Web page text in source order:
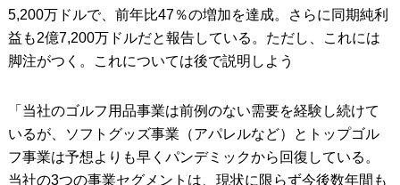
5,200万ドルで、前年比47％の増加を達成。さらに同期純利
益も2億7,200万ドルだと報告している。ただし、これには
脚注がつく。これについては後で説明しよう
「当社のゴルフ用品事業は前例のない需要を経験し続けて
いるが、ソフトグッズ事業（アパレルなど）とトップゴル
フ事業は予想よりも早くパンデミックから回復している。
当社の3つの事業セグメントは、現状に限らず今後数年間も